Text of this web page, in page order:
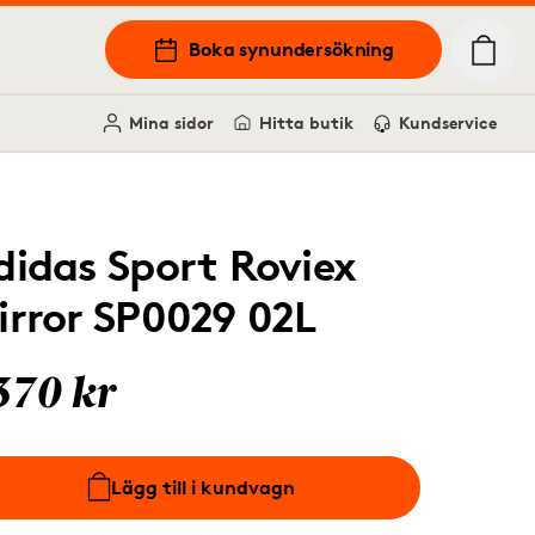
Boka synundersökning
Mina sidor Hitta butik Kundservice
Sport Roviex
SP0029 02L
kr
Lägg till i kundvagn